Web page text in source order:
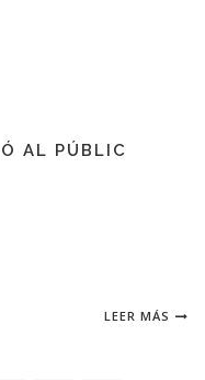
AL PÚBLIC
LEER MÁS